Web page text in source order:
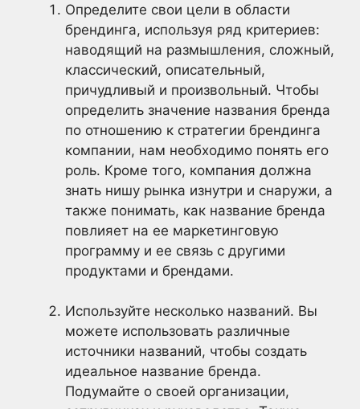
Определите свои цели в области
брендинга, используя ряд критериев:
наводящий на размышления, сложный,
классический, описательный,
причудливый и произвольный. Чтобы
определить значение названия бренда
по отношению к стратегии брендинга
компании, нам необходимо понять его
роль. Кроме того, компания должна
знать нишу рынка изнутри и снаружи, а
также понимать, как название бренда
повлияет на ее маркетинговую
программу и ее связь с другими
продуктами и брендами.
Используйте несколько названий. Вы
можете использовать различные
источники названий, чтобы создать
идеальное название бренда.
Подумайте о своей организации,